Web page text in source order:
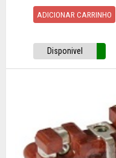
ADICIONAR CARRINHO
Disponivel